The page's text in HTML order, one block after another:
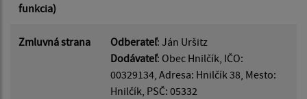
funkcia)
Zmluvná strana Odberateľ: Ján Uršitz
Dodávateľ: Obec Hnilčík, IČO:
00329134, Adresa: Hnilčík 38, Mesto:
Hnilčík, PSČ: 05332